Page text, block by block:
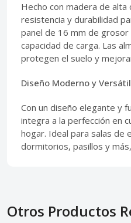
Hecho con madera de
resistencia y durabilidad
panel de 16 mm de
capacidad de carga. Las
protegen el suelo y
Diseño Moderno y Versátil
Con un diseño elegante y
integra a la perfección en
hogar. Ideal para salas de
dormitorios, pasillos y
Otros Productos